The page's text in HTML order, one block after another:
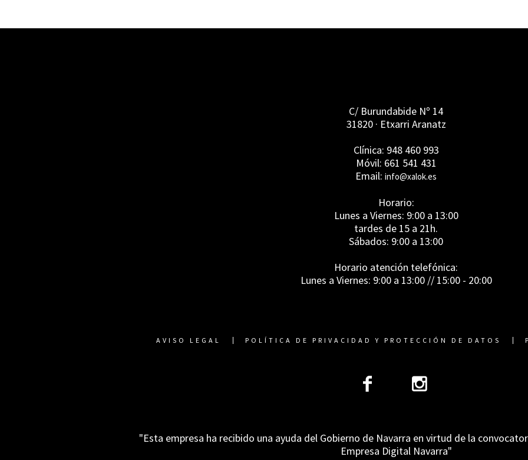
C/ Burundabide Nº 14
31820 · Etxarri Aranatz
Clínica: 948 460 993
Móvil: 661 541 431
Email: info@xalok.es
Horario:
Lunes a Viernes: 9:00 a 13:00
tardes de 15 a 21h.
Sábados: 9:00 a 13:00
Horario atención telefónica:
Lunes a Viernes: 9:00 a 13:00 // 15:00 - 20:00
AVISO LEGAL POLÍTICA DE PRIVACIDAD Y PROTECCIÓN DE DATOS
"Esta empresa ha recibido una ayuda del Gobierno de Navarra en virtud de la
Empresa Digital Navarra"